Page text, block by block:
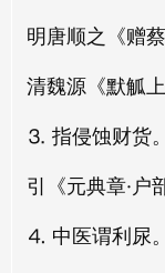
明唐顺之《赠
清魏源《默觚
⒊ 指侵蚀财货。
引《元典章·户
⒋ 中医谓利尿。